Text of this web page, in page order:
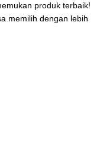
produk terbaik!
memilih dengan lebih